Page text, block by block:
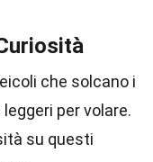
che solcano i
per volare.
su questi